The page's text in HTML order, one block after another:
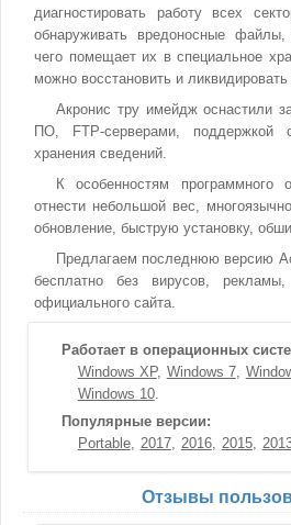
диагностировать работу всех
обнаруживать вредоносные
чего помещает их в специальное
можно восстановить и
Акронис тру имейдж оснастили
ПО, FTP-серверами, поддержкой
хранения сведений.
К особенностям программного
отнести небольшой вес,
обновление, быструю установку,
Предлагаем последнюю версию
бесплатно без вирусов,
официального сайта.
Работает в операционных
Windows XP
Windows 7
Windows 10
Популярные версии:
Portable
2017 2016 2015
Отзывы